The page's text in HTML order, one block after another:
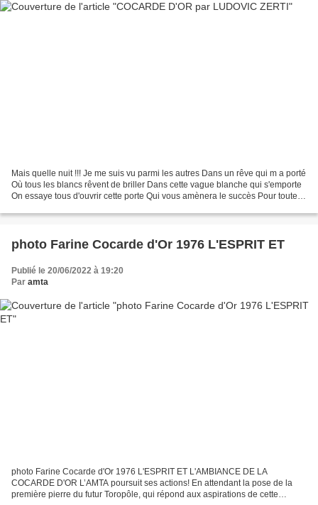
Mais quelle nuit !!! Je me suis vu parmi les autres Dans un rêve qui m a porté
Où tous les blancs rêvent de briller Dans cette vague blanche qui s'emporte
On essaye tous d'ouvrir cette porte Qui vous amènera le succès Pour toute
photo Farine Cocarde d'Or 1976 L'ESPRIT ET
Publié le 20/06/2022 à 19:20
Par amta
photo Farine Cocarde d'Or 1976 L'ESPRIT ET L'AMBIANCE DE LA
COCARDE D'OR L’AMTA poursuit ses actions! En attendant la pose de la
première pierre du futur Toropôle, qui répond aux aspirations de cette